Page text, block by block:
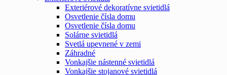
Exteriérové dekoratívne svietidlá
Osvetlenie čísla domu
Osvetlenie čísla domu
Solárne svietidlá
Svetlá upevnené v zemi
Záhradné
Vonkajšie nástenné svietidlá
Vonkajšie stojanové svietidlá